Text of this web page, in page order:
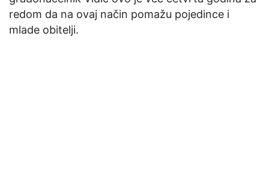
redom da na ovaj način pomažu pojedince i
mlade obitelji.